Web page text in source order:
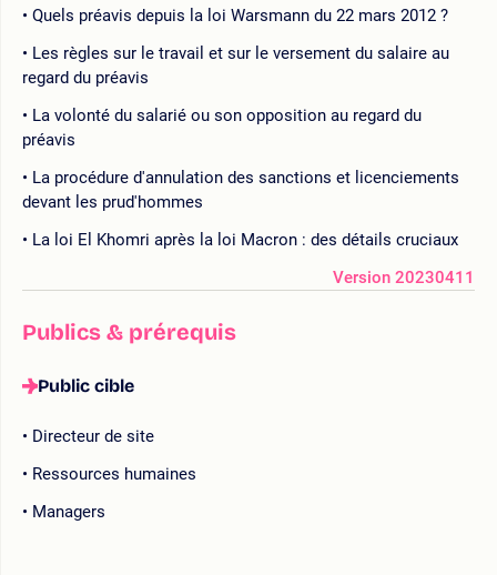
Quels préavis depuis la loi Warsmann du 22 mars 2012 ?
Les règles sur le travail et sur le versement du salaire au
regard du préavis
La volonté du salarié ou son opposition au regard du
préavis
La procédure d'annulation des sanctions et licenciements
devant les prud'hommes
La loi El Khomri après la loi Macron : des détails cruciaux
Version 20230411
Publics & prérequis
Public cible
Directeur de site
Ressources humaines
Managers